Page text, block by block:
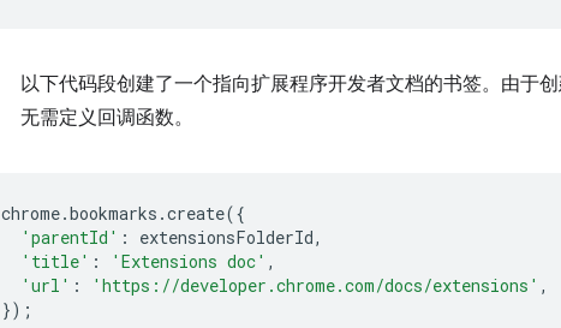
以下代码段创建了一个指向扩展程序开发者文档的书签。由于
无需定义回调函数。
chrome.bookmarks .create({
'parentId' : extensionsFolderId,
'title' : 'Extensions doc' ,
'url' : 'https://developer.chrome.com/docs/extensions' ,
});